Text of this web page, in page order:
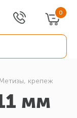
0
крепеж
мм